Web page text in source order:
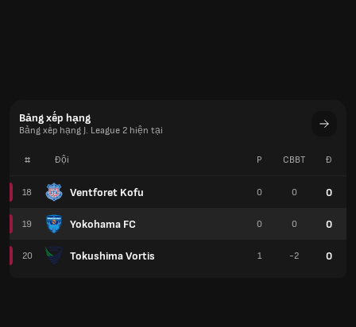
Bảng xếp hạng
Bảng xếp hạng J. League 2 hiện tại
# Đội
18 Ventforet Kofu
19 Yokohama FC
20 Tokushima Vortis
P CBBT Đ
0 0 0
0 0 0
1 -2 0